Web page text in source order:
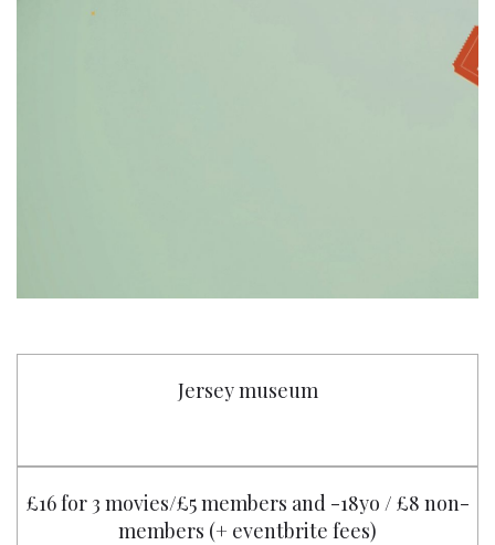
Jersey museum
£16 for 3 movies/£5 members and -18yo / £8 non-
members (+ eventbrite fees)